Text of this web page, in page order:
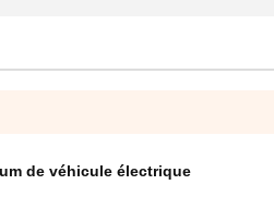
de véhicule électrique